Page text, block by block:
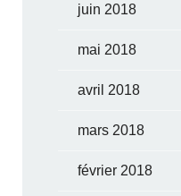
juin 2018
mai 2018
avril 2018
mars 2018
février 2018